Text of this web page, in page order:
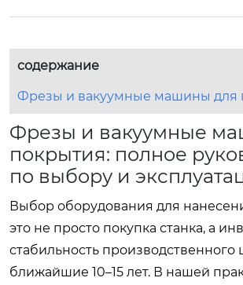
содержание
Фрезы и вакуумные машины для
Фрезы и вакуумные
покрытия: полное
по выбору и
Выбор оборудования для
это не просто покупка станка, а
стабильность производственного
ближайшие 10–15 лет. В нашей